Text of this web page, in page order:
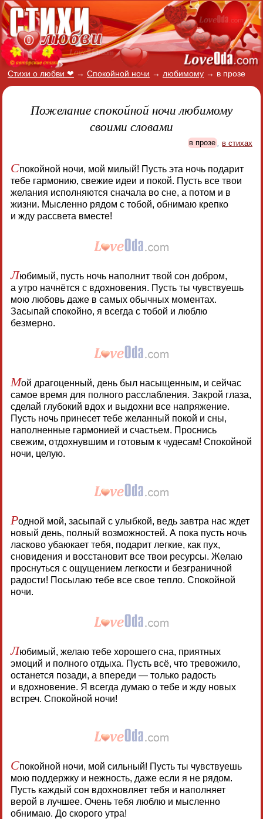
Стихи о любви ❤ → Спокойной ночи → любимому → в прозе
Пожелание спокойной ночи любимому
своими словами
в прозе в стихах
Спокойной ночи, мой милый! Пусть эта ночь подарит
тебе гармонию, свежие идеи и покой. Пусть все твои
желания исполняются сначала во сне, а потом и в
жизни. Мысленно рядом с тобой, обнимаю крепко
и жду рассвета вместе!
Любимый, пусть ночь наполнит твой сон добром,
а утро начнётся с вдохновения. Пусть ты чувствуешь
мою любовь даже в самых обычных моментах.
Засыпай спокойно, я всегда с тобой и люблю
безмерно.
Мой драгоценный, день был насыщенным, и сейчас
самое время для полного расслабления. Закрой глаза,
сделай глубокий вдох и выдохни все напряжение.
Пусть ночь принесет тебе желанный покой и сны,
наполненные гармонией и счастьем. Проснись
свежим, отдохнувшим и готовым к чудесам! Спокойной
ночи, целую.
Родной мой, засыпай с улыбкой, ведь завтра нас ждет
новый день, полный возможностей. А пока пусть ночь
ласково убаюкает тебя, подарит легкие, как пух,
сновидения и восстановит все твои ресурсы. Желаю
проснуться с ощущением легкости и безграничной
радости! Посылаю тебе все свое тепло. Спокойной
ночи.
Любимый, желаю тебе хорошего сна, приятных
эмоций и полного отдыха. Пусть всё, что тревожило,
останется позади, а впереди — только радость
и вдохновение. Я всегда думаю о тебе и жду новых
встреч. Спокойной ночи!
Спокойной ночи, мой сильный! Пусть ты чувствуешь
мою поддержку и нежность, даже если я не рядом.
Пусть каждый сон вдохновляет тебя и наполняет
верой в лучшее. Очень тебя люблю и мысленно
обнимаю. До скорого утра!